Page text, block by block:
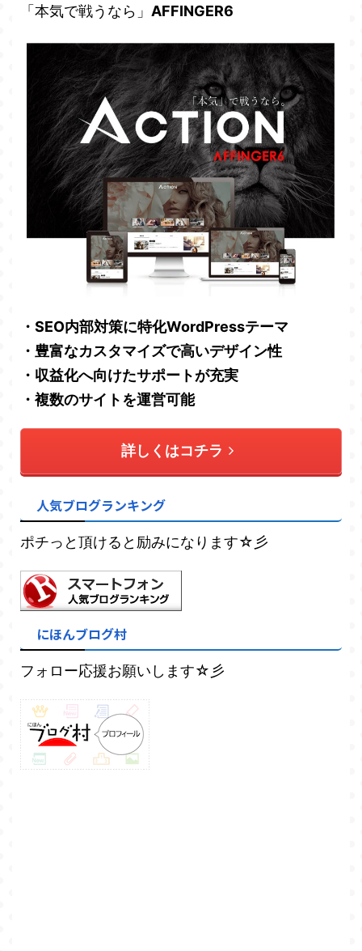
「本気で戦うなら」 AFFINGER6
・SEO内部対策に特化WordPressテーマ
・豊富なカスタマイズで高いデザイン性
・収益化へ向けたサポートが充実
・複数のサイトを運営可能
詳しくはコチラ
人気ブログランキング
ポチっと頂けると励みになります☆彡
にほんブログ村
フォロー応援お願いします☆彡